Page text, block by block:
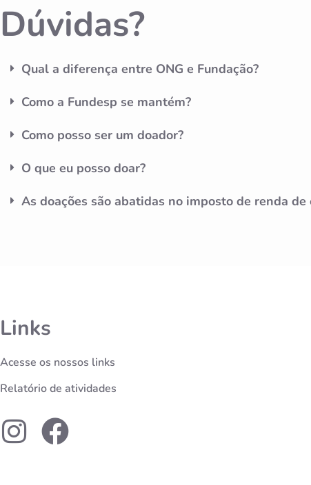
Dúvidas?
Qual a diferença entre ONG e Fundação?
Como a Fundesp se mantém?
Como posso ser um doador?
O que eu posso doar?
As doações são abatidas no imposto de renda
Links
Acesse os nossos links
Relatório de atividades